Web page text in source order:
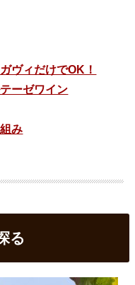
ヴィだけでOK！
ーゼワイン
み
る